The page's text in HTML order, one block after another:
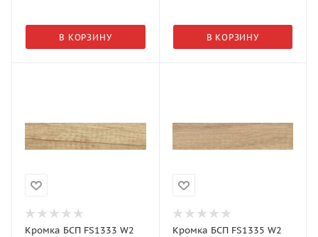
В КОРЗИНУ В КОРЗИНУ
Кромка БСП FS1333 W2
Кромка БСП FS1335 W2